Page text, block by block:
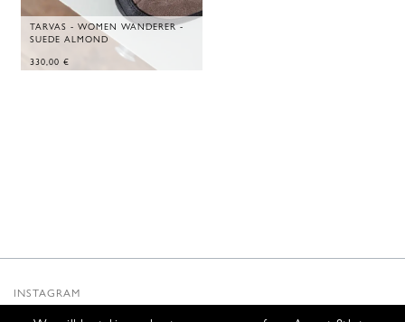
TARVAS - WOMEN WANDERER -
SUEDE ALMOND
330,00 €
INSTAGRAM